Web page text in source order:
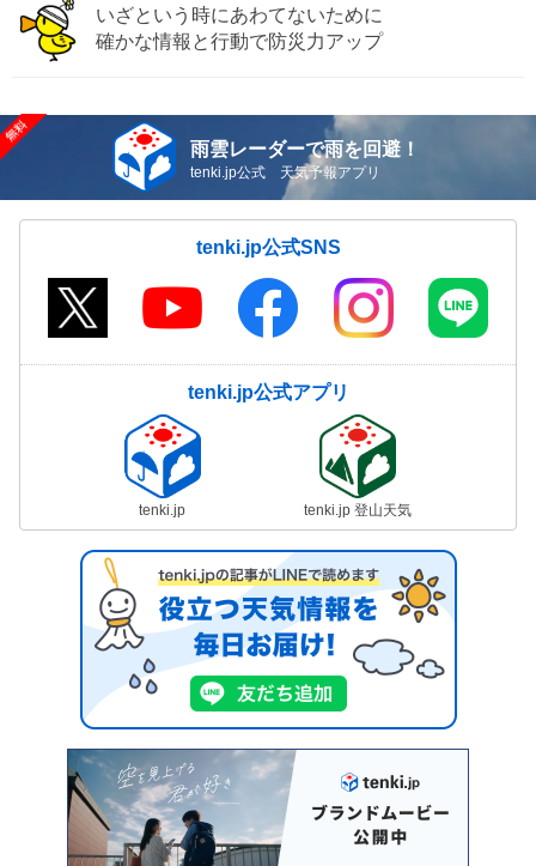
いざという時にあわてないために
確かな情報と行動で防災力アップ
雨雲レーダーで雨を回避！
tenki.jp公式 天気予報アプリ
tenki.jp公式SNS
tenki.jp公式アプリ
tenki.jp tenki.jp 登山天気